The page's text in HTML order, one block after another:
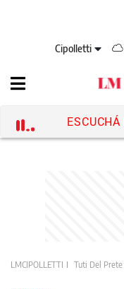
Cipolletti
ESCUCHÁ
LMCIPOLLETTI Tuti Del Prete